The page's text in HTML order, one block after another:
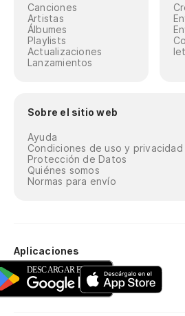
Canciones
Artistas
Álbumes
Playlists
Actualizaciones
Lanzamientos
Sobre el sitio web
Ayuda
Condiciones de uso y privacidad
Protección de Datos
Quiénes somos
Normas para envío
Aplicaciones